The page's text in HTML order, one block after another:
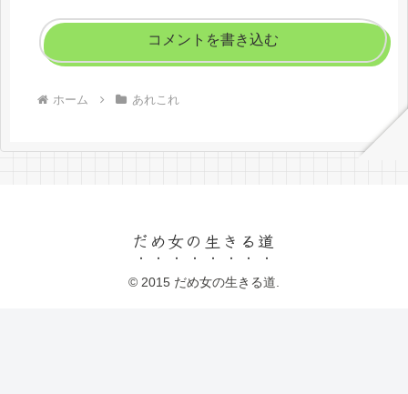
コメントを書き込む
ホーム あれこれ
だめ女の生きる道
© 2015 だめ女の生きる道.